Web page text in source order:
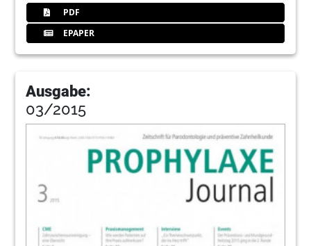
PDF
EPAPER
Ausgabe:
03/2015